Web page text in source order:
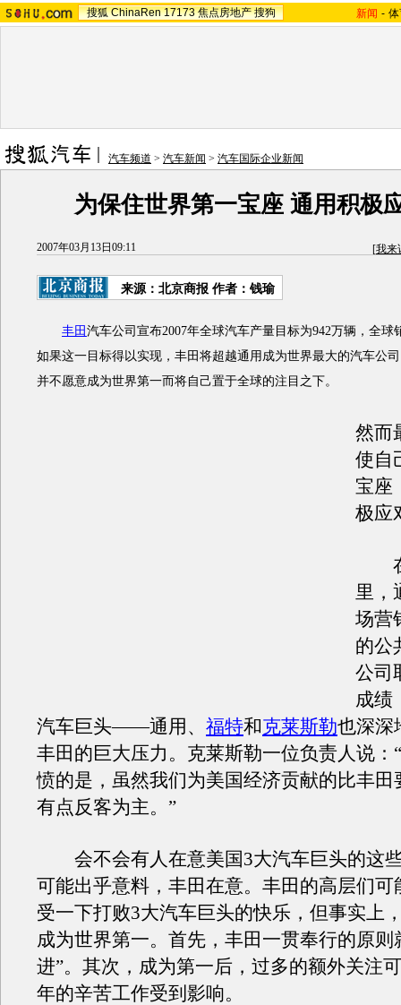
搜狐 ChinaRen 17173 焦点房地产 搜狗 新闻 -
汽车频道 > 汽车新闻 > 汽车国际企业新闻
为保住世界第一宝座 通用积极
2007年03月13日09:11 [我来
来源：北京商报 作者：钱瑜
丰田 汽车公司宣布2007年全球汽车产量目标为942万辆，全球
如果这一目标得以实现，丰田将超越通用成为世界最大的汽车公
并不愿意成为世界第一而将自己置于全球的注目之下。
然而
使自
宝座
极
在
里，
场营
的公
公司
成绩
汽车巨头——通用、 福特和克莱斯勒也深深
丰田的巨大压力。克莱斯勒一位负责人说：
愤的是，虽然我们为美国经济贡献的比丰田
有点反客为主。”
会不会有人在意美国3大汽车巨头的这
可能出乎意料，丰田在意。丰田的高层们可
受一下打败3大汽车巨头的快乐，但事实上
成为世界第一。首先，丰田一贯奉行的原则
进”。其次，成为第一后，过多的额外关注
年的辛苦工作受到影响。